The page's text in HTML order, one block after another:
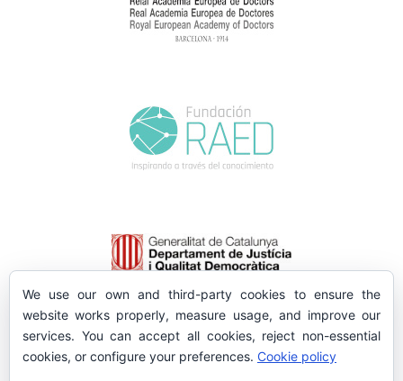
We use our own and third-party cookies to ensure the
website works properly, measure usage, and improve our
services. You can accept all cookies, reject non-essential
cookies, or configure your preferences. Cookie policy